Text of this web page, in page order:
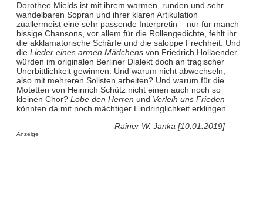
Dorothee Mields ist mit ihrem warmen, runden und sehr
wandelbaren Sopran und ihrer klaren Artikulation
zuallermeist eine sehr passende Interpretin – nur für manch
bissige Chansons, vor allem für die Rollengedichte, fehlt ihr
die akklamatorische Schärfe und die saloppe Frechheit. Und
die Lieder eines armen Mädchensvon Friedrich Hollaender
würden im originalen Berliner Dialekt doch an tragischer
Unerbittlichkeit gewinnen. Und warum nicht abwechseln,
also mit mehreren Solisten arbeiten? Und warum für die
Motetten von Heinrich Schütz nicht einen auch noch so
kleinen Chor? Lobe den Herren und Verleih uns Frieden
könnten da mit noch mächtiger Eindringlichkeit erklingen.
Rainer W. Janka [10.01.2019]
Anzeige